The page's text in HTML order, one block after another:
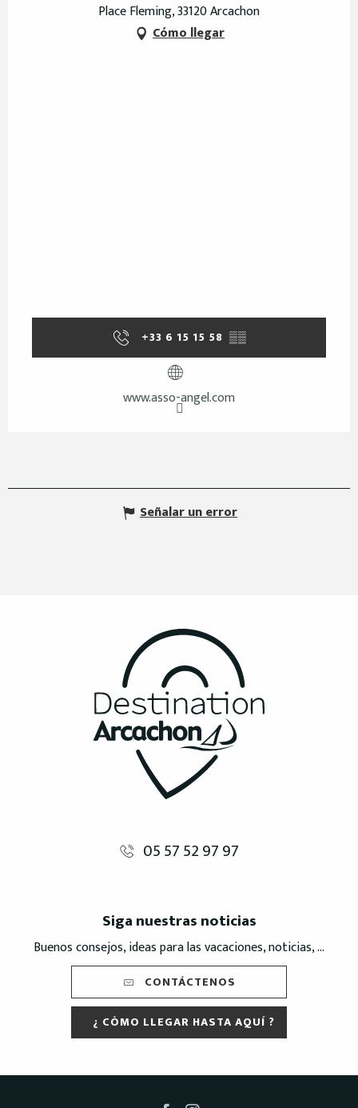
Place Fleming, 33120 Arcachon
Cómo llegar
+33 6 15 15 58 ▒▒
www.asso-angel.com
Señalar un error
05 57 52 97 97
Siga nuestras noticias
Buenos consejos, ideas para las vacaciones, noticias, ...
CONTÁCTENOS
¿ CÓMO LLEGAR HASTA AQUÍ ?